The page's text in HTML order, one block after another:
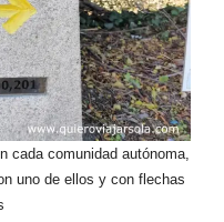
cada comunidad autónoma,
uno de ellos y con flechas